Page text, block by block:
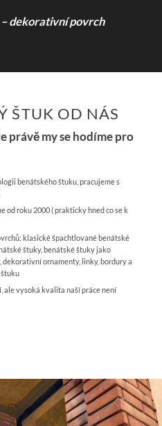
dekorativní povrch
ŠTUK OD NÁS
právě my se hodíme pro
benátského štuku, pracujeme s
od roku 2000 ( prakticky hned co se k
klasické špachtlované benátské
štuky, benátské štuky jako
ornamenty, linky, bordury a
ale vysoká kvalita naší práce není